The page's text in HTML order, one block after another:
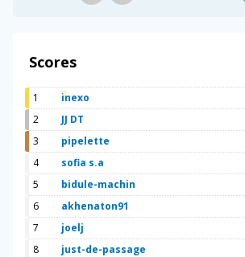
Scores
1 inexo
2
JJ DT
3
pipelette
4
sofia s.a
5
bidule-machin
6
akhenaton91
7
joelj
8
just-de-passage